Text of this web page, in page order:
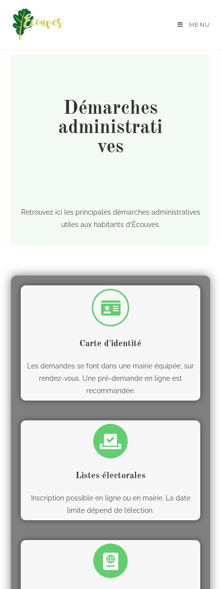
MENU
Démarches
administrati
ves
Retrouvez ici les principales démarches administratives
utiles aux habitants d’Écouves.
Carte d'identité
Les demandes se font dans une mairie équipée, sur
rendez-vous. Une pré-demande en ligne est
recommandée.
Listes électorales
Inscription possible en ligne ou en mairie. La date
limite dépend de l’élection.